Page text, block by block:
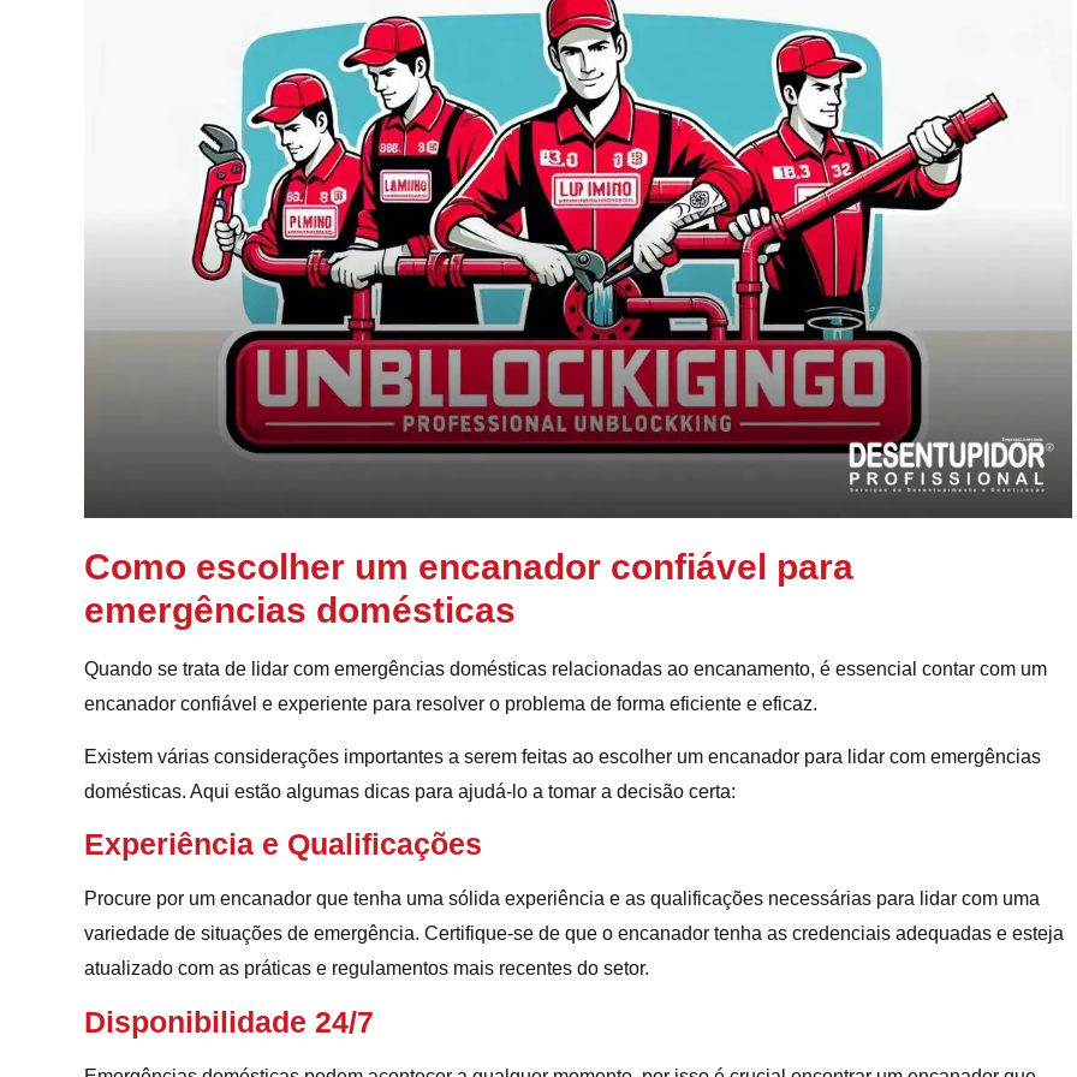
Como escolher um encanador confiável para
emergências domésticas
Quando se trata de lidar com emergências domésticas relacionadas ao encanamento, é essencial contar com um
encanador confiável e experiente para resolver o problema de forma eficiente e eficaz.
Existem várias considerações importantes a serem feitas ao escolher um encanador para lidar com emergências
domésticas. Aqui estão algumas dicas para ajudá-lo a tomar a decisão certa:
Experiência e Qualificações
Procure por um encanador que tenha uma sólida experiência e as qualificações necessárias para lidar com uma
variedade de situações de emergência. Certifique-se de que o encanador tenha as credenciais adequadas e esteja
atualizado com as práticas e regulamentos mais recentes do setor.
Disponibilidade 24/7